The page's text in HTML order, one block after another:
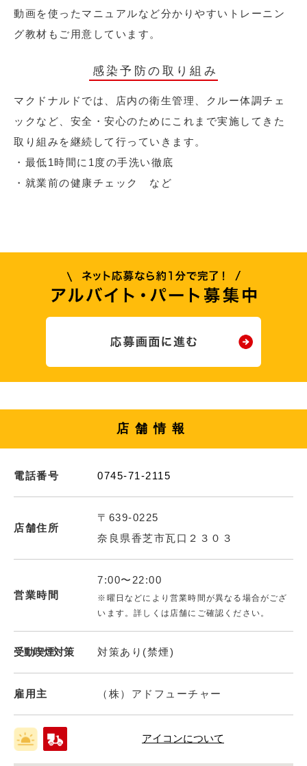
動画を使ったマニュアルなど分かりやすいトレーニン
グ教材もご用意しています。
感染予防の取り組み
マクドナルドでは、店内の衛生管理、クルー体調チェ
ックなど、安全・安心のためにこれまで実施してきた
取り組みを継続して行っていきます。
・最低1時間に1度の手洗い徹底
・就業前の健康チェック など
店舗情報
電話番号 0745-71-2115
店舗住所
〒639-0225
奈良県香芝市瓦口２３０３
営業時間
7:00〜22:00
※曜日などにより営業時間が異なる場合がござ
います。詳しくは店舗にご確認ください。
受動喫煙対策 対策あり(禁煙)
雇用主 （株）アドフューチャー
アイコンについて